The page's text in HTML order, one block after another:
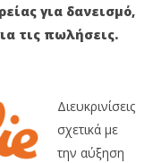
για δανεισμό,
τις πωλήσεις.
Διευκρινίσεις
σχετικά με
την αύξηση